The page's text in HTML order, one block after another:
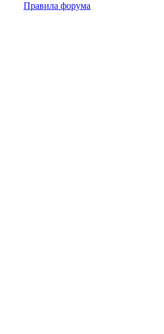
Правила форума